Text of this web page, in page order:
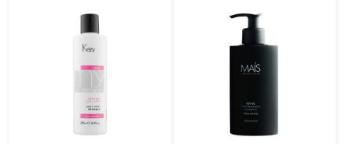
Возврат товара